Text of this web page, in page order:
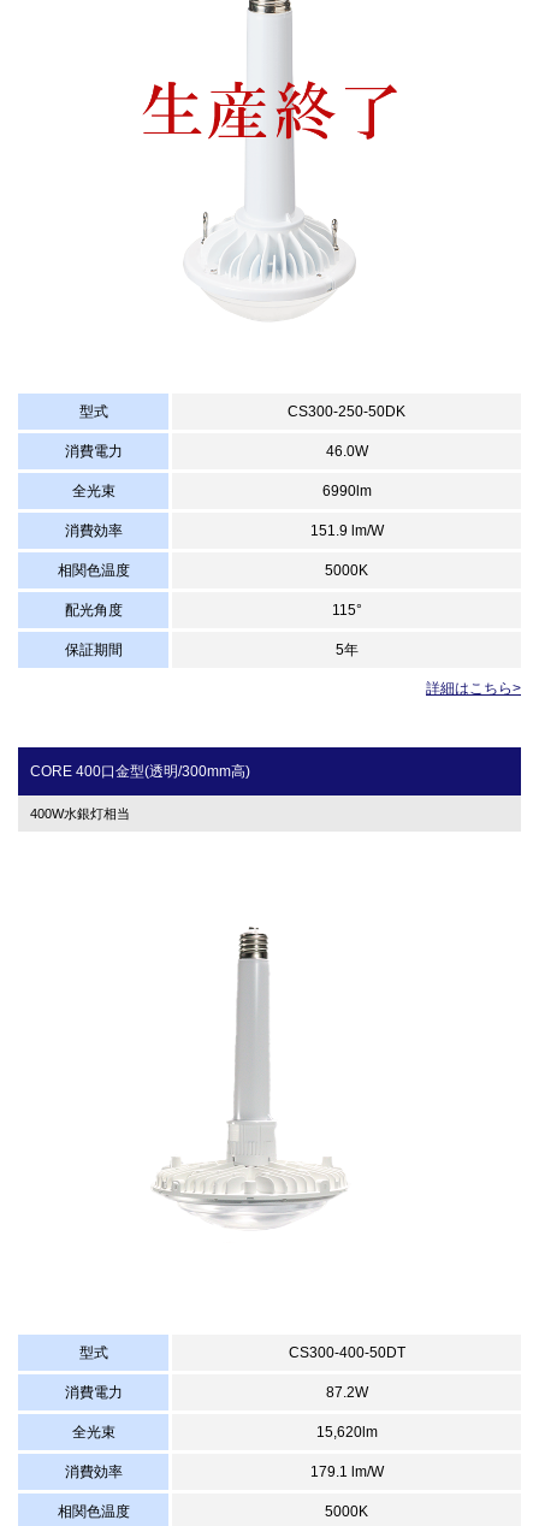
型式 CS300-250-50DK
消費電力 46.0W
全光束 6990lm
消費効率 151.9 lm/W
相関色温度 5000K
配光角度 115°
保証期間 5年
詳細はこちら>
CORE 400口金型(透明/300mm高)
400W水銀灯相当
型式 CS300-400-50DT
消費電力 87.2W
全光束 15,620lm
消費効率 179.1 lm/W
相関色温度 5000K